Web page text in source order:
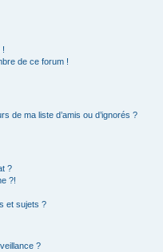
!
de ce forum !
de ma liste d’amis ou d’ignorés ?
?
?!
et sujets ?
?